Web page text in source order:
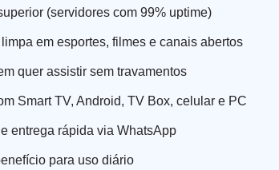
(servidores com 99% uptime)
limpa em esportes, filmes e canais abertos
quer assistir sem travamentos
Smart TV, Android, TV Box, celular e PC
entrega rápida via WhatsApp
para uso diário